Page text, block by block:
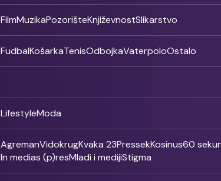
FilmMuzikaPozorišteKnjiževnostSlikarstvo
FudbalKošarkaTenisOdbojkaVaterpoloOstalo
LifestyleModa
AgremanVidokrugKvaka 23PressekKosinus60
In medias (p)resMladi i medijiStigma